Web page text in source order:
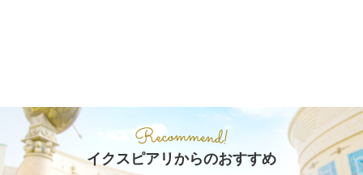
イクスピアリからのおすすめ